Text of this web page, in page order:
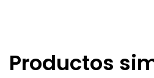
Productos